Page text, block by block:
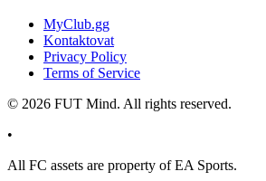
MyClub.gg
Kontaktovat
Privacy Policy
Terms of Service
© 2026 FUT Mind. All rights reserved.
•
All FC assets are property of EA Sports.